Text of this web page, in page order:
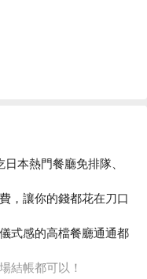
本熱門餐廳免排隊、
，讓你的錢都花在刀口
式感的高檔餐廳通通都
結帳都可以！